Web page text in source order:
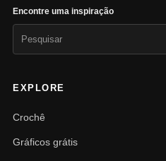
Encontre uma inspiração
EXPLORE
Crochê
Gráficos grátis